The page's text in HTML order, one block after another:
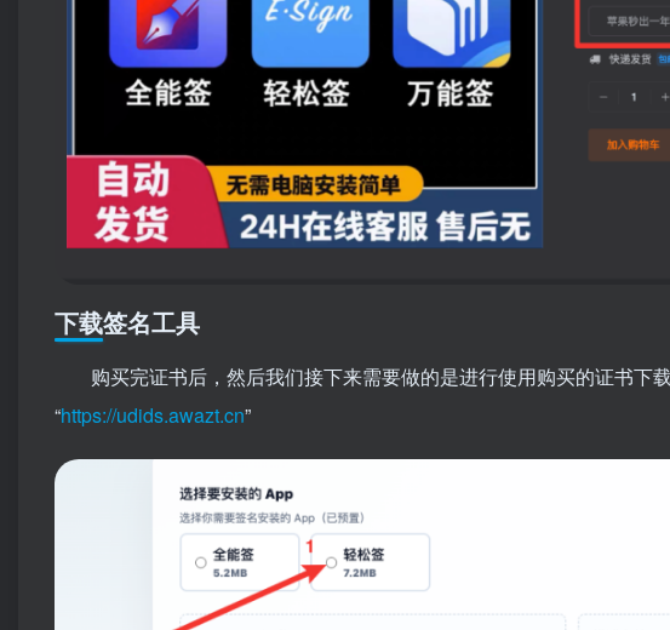
下载签名工具
购买完证书后，然后我们接下来需要做的是进行使用购买的证书
“https://udids.awazt.cn”